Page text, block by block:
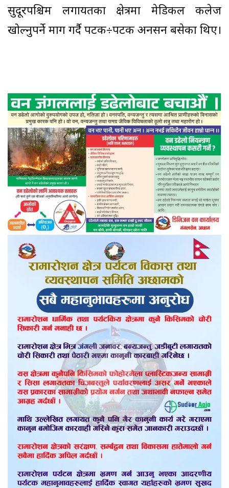
सुदूरपश्चिम लगायतका क्षेत्रमा मेडिकल कलेज
खोल्नुपर्ने माग गर्दै पटक÷पटक अनसन बसेका थिए।